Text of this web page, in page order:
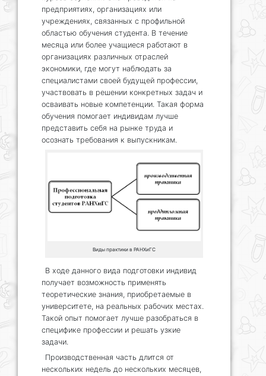
предприятиях, организациях или
учреждениях, связанных с профильной
областью обучения студента. В течение
месяца или более учащиеся работают в
организациях различных отраслей
экономики, где могут наблюдать за
специалистами своей будущей профессии,
участвовать в решении конкретных задач и
осваивать новые компетенции. Такая форма
обучения помогает индивидам лучше
представить себя на рынке труда и
осознать требования к выпускникам.
Виды практики в РАНХиГС
В ходе данного вида подготовки индивид
получает возможность применять
теоретические знания, приобретаемые в
университете, на реальных рабочих местах.
Такой опыт помогает лучше разобраться в
специфике профессии и решать узкие
задачи.
Производственная часть длится от
нескольких недель до нескольких месяцев,